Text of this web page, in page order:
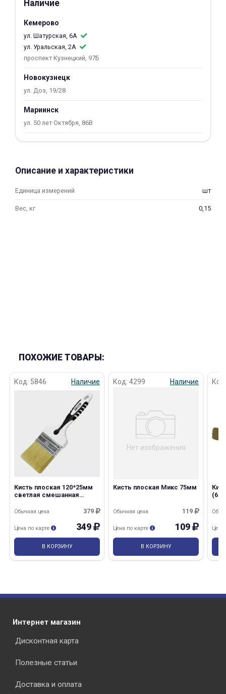
Наличие
Кемерово
ул. Шатурская, 6А
ул. Уральская, 2А
проспект Кузнецкий, 97Б
Новокузнецк
ул. Доз, 19/28
Мариинск
ул. 50 лет Октября, 86В
Описание и характеристики
Единица измерений шт
Вес, кг 0,15
ПОХОЖИЕ ТОВАРЫ:
Код: 5846 Наличие
Кисть плоская 120*25мм
светлая смешанная
379
Обычная цена
349
Цена по карте
В КОРЗИНУ
Код: 4299 Наличие
Нет изображения
Кисть плоская Микс 75мм
119
Обычная цена
109
Цена по карте
В КОРЗИНУ
Цена
недели
Остались вопросы?
Интернет магазин
Дисконтная карта
Полезные статьи
Доставка и оплата